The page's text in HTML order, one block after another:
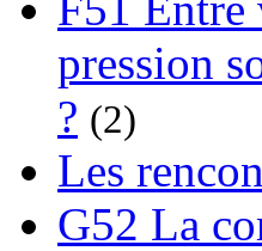
pression
? (2)
Les
G52 La